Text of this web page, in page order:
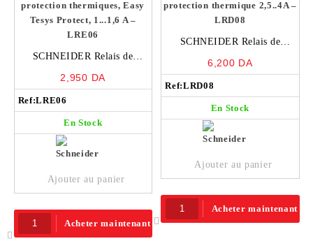
SCHNEIDER Relais de
Tesys Protect, 1…1,6 A –
2,950 DA
Ref:LRE06
En Stock
Ajouter au panier
Acheter maintenant
SCHNEIDER Relais de
LRD08
6,200 DA
Ref:LRD08
En Stock
Ajouter au panier
Acheter maintenant